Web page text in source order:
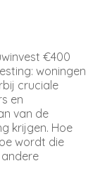
€400
woningen
cruciale
en
van de
krijgen. Hoe
wordt die